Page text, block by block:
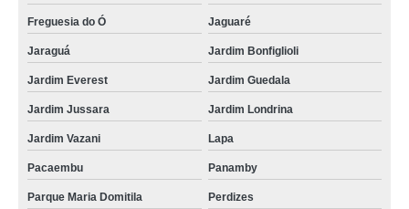
Freguesia do Ó Jaguaré
Jaraguá Jardim Bonfiglioli
Jardim Everest Jardim Guedala
Jardim Jussara Jardim Londrina
Jardim Vazani Lapa
Pacaembu Panamby
Parque Maria Domitila Perdizes